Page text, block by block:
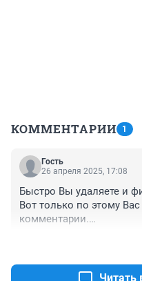
КОММЕНТАРИИ 1
Гость
26 апреля 2025, 17:08
Быстро Вы удаляете и
Вот только по этому
комментарии.
Артист Петренко на
Читать